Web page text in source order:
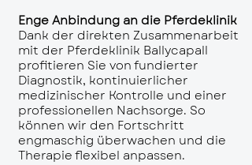
Enge Anbindung an die Pferdeklinik
Dank der direkten Zusammenarbeit
mit der Pferdeklinik Ballycapall
profitieren Sie von fundierter
Diagnostik, kontinuierlicher
medizinischer Kontrolle und einer
professionellen Nachsorge. So
können wir den Fortschritt
engmaschig überwachen und die
Therapie flexibel anpassen.